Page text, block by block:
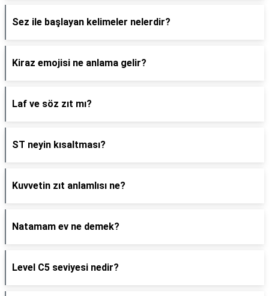
Sez ile başlayan kelimeler nelerdir?
Kiraz emojisi ne anlama gelir?
Laf ve söz zıt mı?
ST neyin kısaltması?
Kuvvetin zıt anlamlısı ne?
Natamam ev ne demek?
Level C5 seviyesi nedir?